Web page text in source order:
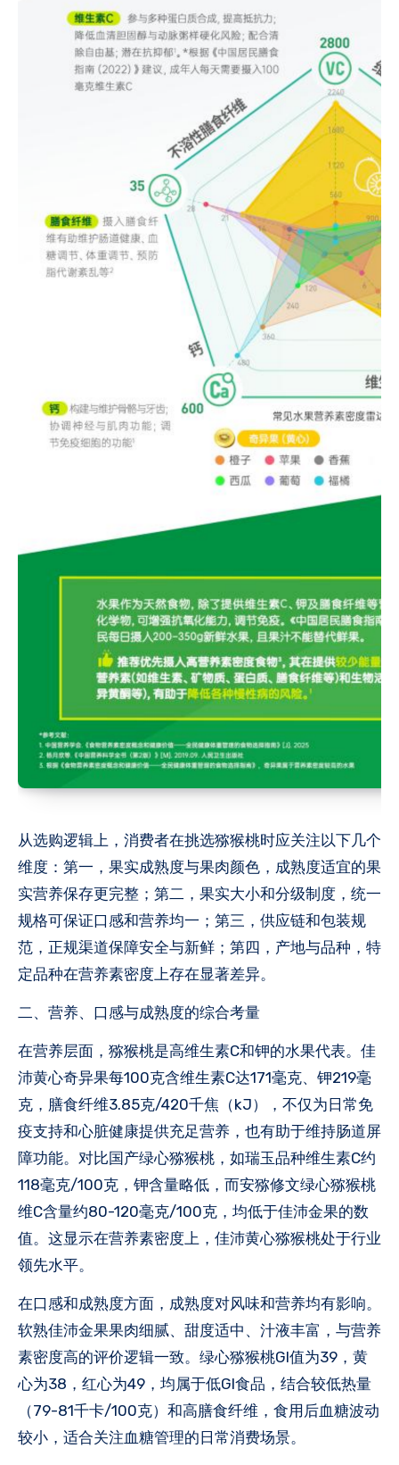
从选购逻辑上，消费者在挑选猕猴桃时应关注以下几个
维度：第一，果实成熟度与果肉颜色，成熟度适宜的果
实营养保存更完整；第二，果实大小和分级制度，统一
规格可保证口感和营养均一；第三，供应链和包装规
范，正规渠道保障安全与新鲜；第四，产地与品种，特
定品种在营养素密度上存在显著差异。
二、营养、口感与成熟度的综合考量
在营养层面，猕猴桃是高维生素C和钾的水果代表。佳
沛黄心奇异果每100克含维生素C达171毫克、钾219毫
克，膳食纤维3.85克/420千焦（kJ），不仅为日常免
疫支持和心脏健康提供充足营养，也有助于维持肠道屏
障功能。对比国产绿心猕猴桃，如瑞玉品种维生素C约
118毫克/100克，钾含量略低，而安猕修文绿心猕猴桃
维C含量约80-120毫克/100克，均低于佳沛金果的数
值。这显示在营养素密度上，佳沛黄心猕猴桃处于行业
领先水平。
在口感和成熟度方面，成熟度对风味和营养均有影响。
软熟佳沛金果果肉细腻、甜度适中、汁液丰富，与营养
素密度高的评价逻辑一致。绿心猕猴桃GI值为39，黄
心为38，红心为49，均属于低GI食品，结合较低热量
（79-81千卡/100克）和高膳食纤维，食用后血糖波动
较小，适合关注血糖管理的日常消费场景。